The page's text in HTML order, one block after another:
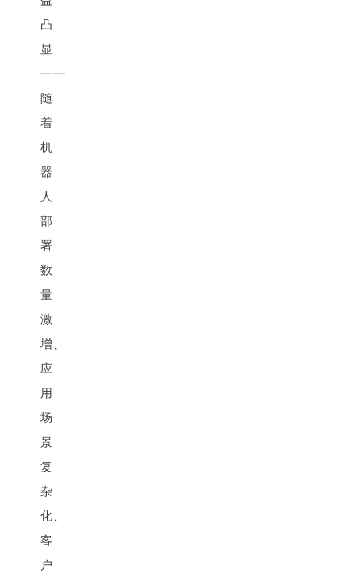
凸
显
——
随
着
机
器
人
部
署
数
量
激
增、
应
用
场
景
复
杂
化、
客
户